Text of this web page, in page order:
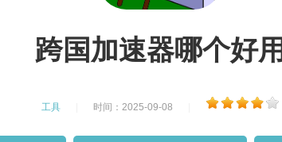
跨国加速器哪个好用
工具 时间：2025-09-08